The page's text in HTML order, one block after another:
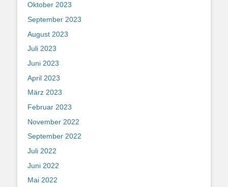
Oktober 2023
September 2023
August 2023
Juli 2023
Juni 2023
April 2023
März 2023
Februar 2023
November 2022
September 2022
Juli 2022
Juni 2022
Mai 2022